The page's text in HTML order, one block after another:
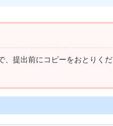
、提出前にコピーをおとりくだ